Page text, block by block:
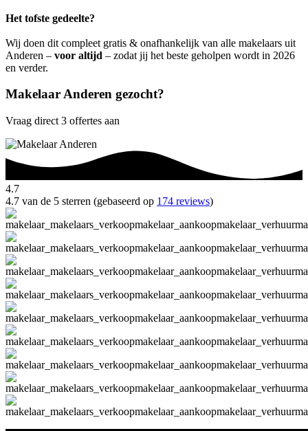
Het tofste gedeelte?
Wij doen dit compleet gratis & onafhankelijk van alle makelaars uit
Anderen – voor altijd – zodat jij het beste geholpen wordt in 2026
en verder.
Makelaar Anderen gezocht?
Vraag direct 3 offertes aan
4.7
4.7 van de 5 sterren (gebaseerd op 174 reviews)